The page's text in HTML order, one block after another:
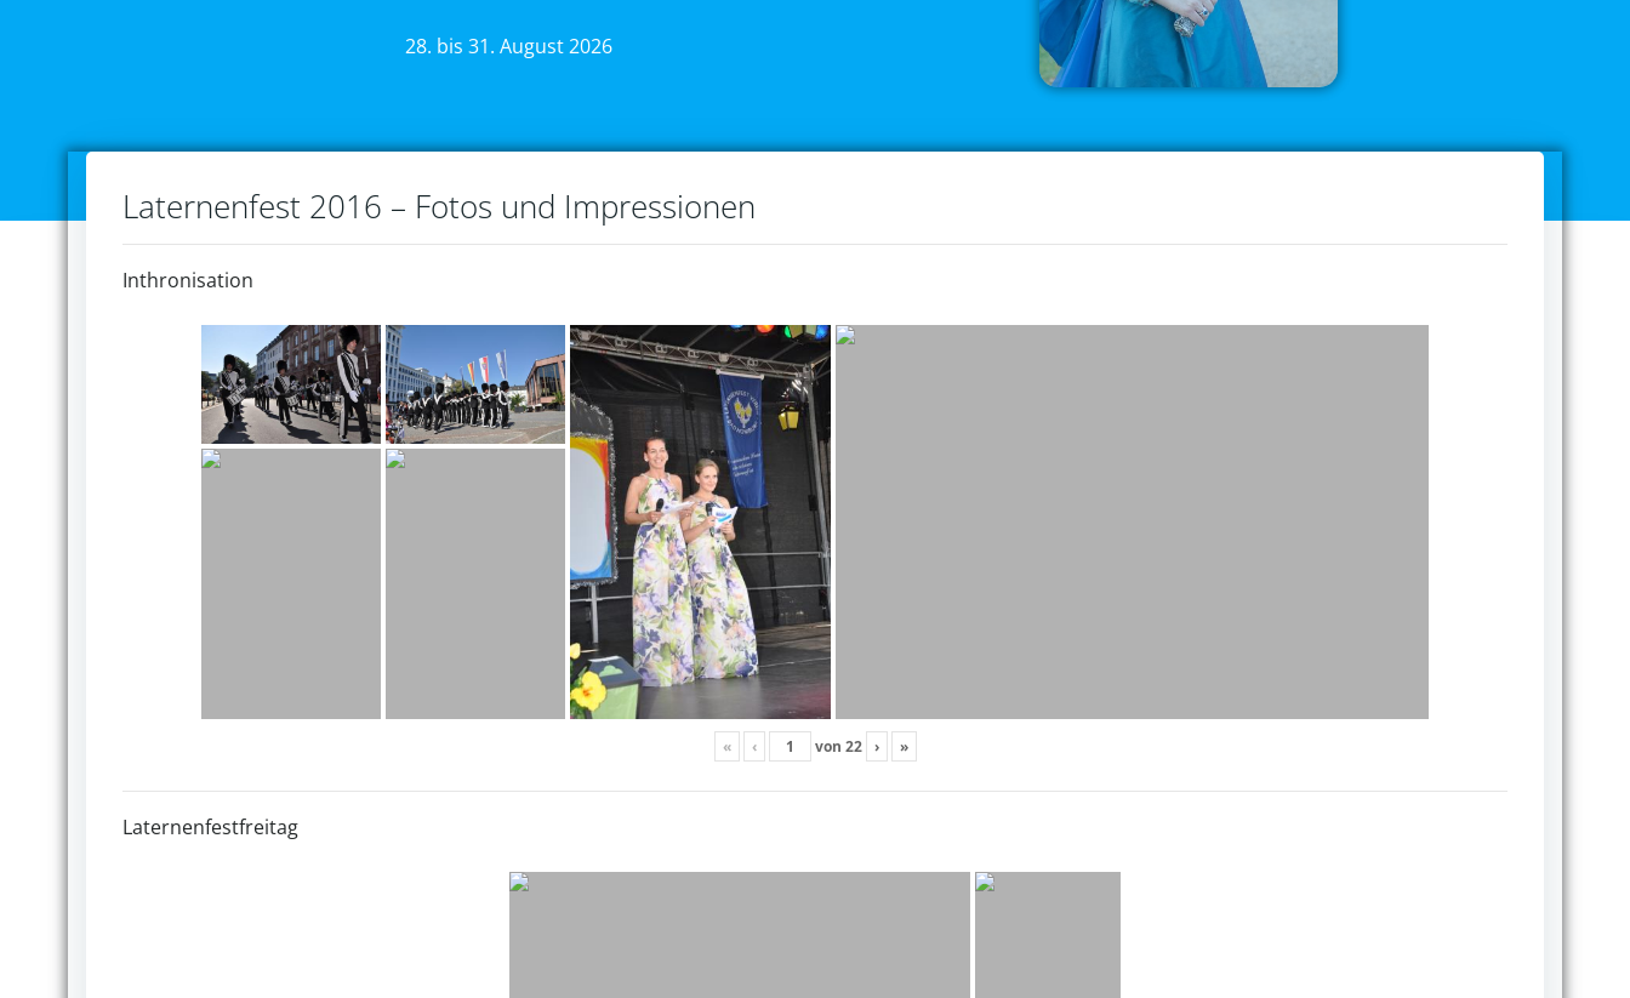
28. bis 31. August 2026
Laternenfest 2016 – Fotos und Impressionen
Inthronisation
« ‹ von 22 › »
Laternenfestfreitag